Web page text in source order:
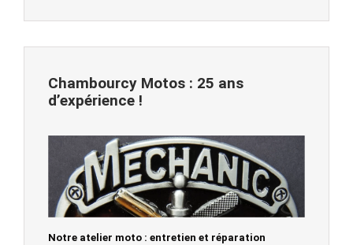
Chambourcy Motos : 25 ans
d’expérience !
Notre atelier moto : entretien et réparation